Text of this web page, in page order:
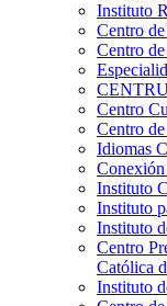
Instituto
Centro
Centro
Centro
Centro
Idiomas
Instituto
Instituto
Instituto
Centro
Católica
Instituto